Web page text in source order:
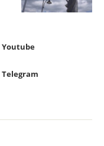
Youtube
Telegram